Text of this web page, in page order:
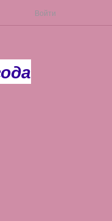
Войти